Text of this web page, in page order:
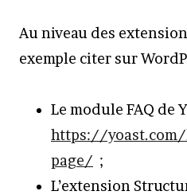
Au niveau des
exemple citer sur
Le module FAQ de
https://yoast.com/
page/ ;
L’extension